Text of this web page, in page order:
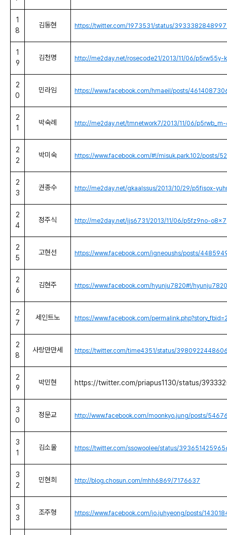
1
8
김동현 https://twitter.com/1973531/status/
1
9
김천명 http://me2day.net/rosecode21/2013/11/06/p5rw55y-
2
0
민라임 https://www.facebook.com/hmaeil/posts/
2
1
박숙례 http://me2day.net/tmnetwork7/2013/11/06/
2
2
박미숙 https://www.facebook.com/#!/misuk.park.102/posts/
2
3
권종수 http://me2day.net/gkaalssus/2013/10/29/p5fisox-
2
4
정주식 http://me2day.net/jjs6731/2013/11/06/p5fz9no-o8x7
2
5
고현선 https://www.facebook.com/igneoushs/posts/
2
6
김현주 https://www.facebook.com/hyunju7820#!/
2
7
세인트노 https://www.facebook.com/
2
8
사랑만만세 https://twitter.com/time4351/status/
2
9
박민현 https://twitter.com/priapus1130/status/
3
0
정문교 http://www.facebook.com/moonkyo.jung/posts/
3
1
김소울 https://twitter.com/ssowoolee/status/
3
2
민현희 http://blog.chosun.com/mhh6869/7176637
3
3
조주형 https://www.facebook.com/jo.juhyeong/posts/